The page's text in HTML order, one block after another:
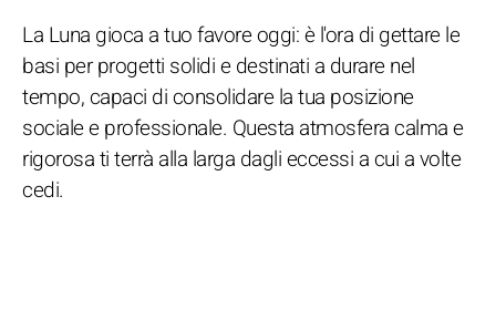
La Luna gioca a tuo favore oggi: è l'ora di gettare le
basi per progetti solidi e destinati a durare nel
tempo, capaci di consolidare la tua posizione
sociale e professionale. Questa atmosfera calma e
rigorosa ti terrà alla larga dagli eccessi a cui a volte
cedi.